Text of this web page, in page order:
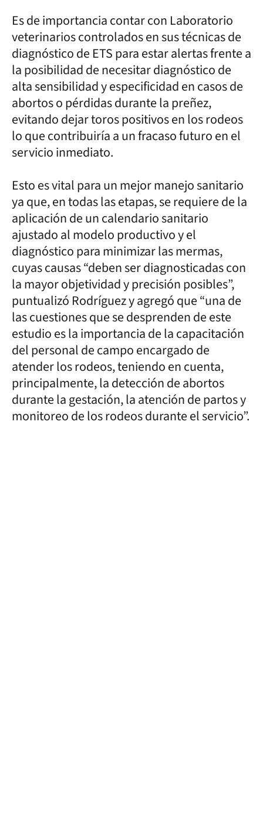
Es de importancia contar con Laboratorio
veterinarios controlados en sus técnicas de
diagnóstico de ETS para estar alertas frente a
la posibilidad de necesitar diagnóstico de
alta sensibilidad y especificidad en casos de
abortos o pérdidas durante la preñez,
evitando dejar toros positivos en los rodeos
lo que contribuiría a un fracaso futuro en el
servicio inmediato.
Esto es vital para un mejor manejo sanitario
ya que, en todas las etapas, se requiere de la
aplicación de un calendario sanitario
ajustado al modelo productivo y el
diagnóstico para minimizar las mermas,
cuyas causas “deben ser diagnosticadas con
la mayor objetividad y precisión posibles”,
puntualizó Rodríguez y agregó que “una de
las cuestiones que se desprenden de este
estudio es la importancia de la capacitación
del personal de campo encargado de
atender los rodeos, teniendo en cuenta,
principalmente, la detección de abortos
durante la gestación, la atención de partos y
monitoreo de los rodeos durante el servicio”.